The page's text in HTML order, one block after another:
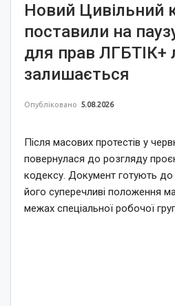
Новий Цивільний
поставили на
для прав ЛГБТІК+
залишається
Опубліковано 5.08.2026
Після масових протестів у
повернулася до розгляду
кодексу. Документ готують до
його суперечливі положення
межах спеціальної робочої